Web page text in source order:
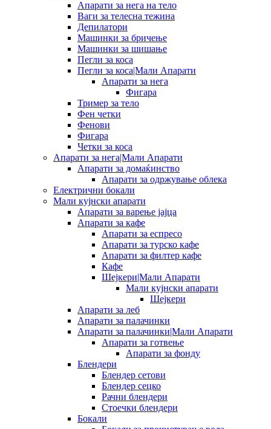
Апарати за нега на тело
Ваги за телесна тежина
Депилатори
Машинки за бричење
Машинки за шишање
Пегли за коса
Пегли за коса|Мали Апарати
Апарати за нега
Фигара
Тример за тело
Фен четки
Фенови
Фигара
Четки за коса
Апарати за нега|Мали Апарати
Апарати за домаќинство
Апарати за одржување облека
Електрични бокали
Мали кујнски апарати
Апарати за варење јајца
Апарати за кафе
Апарати за еспресо
Апарати за турско кафе
Апарати за филтер кафе
Кафе
Шејкери|Мали Апарати
Мали кујнски апарати
Шејкери
Апарати за леб
Апарати за палачинки
Апарати за палачинки|Мали Апарати
Апарати за готвење
Апарати за фонду
Блендери
Блендер сетови
Блендер сецко
Рачни блендери
Стоечки блендери
Бокали